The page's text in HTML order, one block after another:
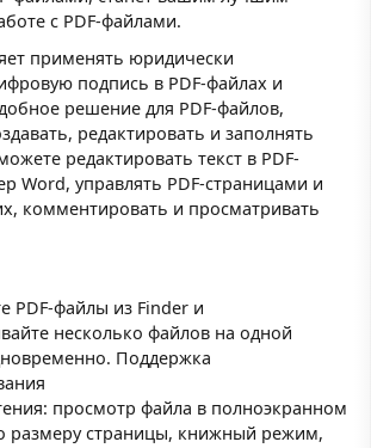
с PDF-файлами.
применять юридически
подпись в PDF-файлах и
решение для PDF-файлов,
редактировать и заполнять
редактировать текст в PDF-
Word, управлять PDF-страницами и
комментировать и просматривать
PDF-файлы из Finder и
несколько файлов на одной
Поддержка
просмотр файла в полноэкранном
размеру страницы, книжный режим,